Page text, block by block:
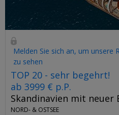
Melden Sie sich an, um unsere
zu sehen
TOP 20 - sehr begehrt!
ab 3999 € p.P.
Skandinavien mit neuer
NORD- & OSTSEE